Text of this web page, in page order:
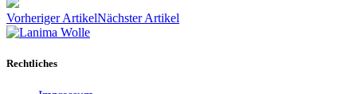
Vorheriger ArtikelNächster Artikel
Rechtliches